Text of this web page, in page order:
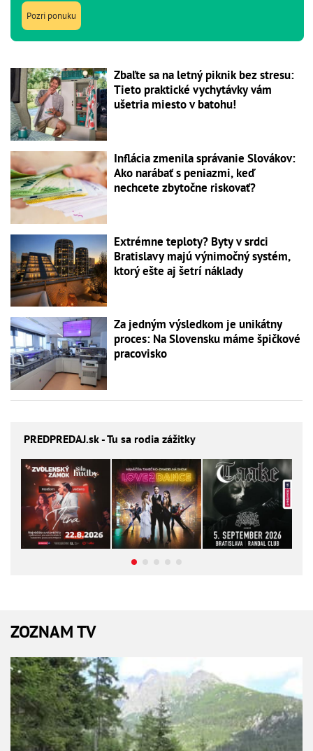
Pozri ponuku
Zbaľte sa na letný piknik bez stresu:
Tieto praktické vychytávky vám
ušetria miesto v batohu!
Inflácia zmenila správanie Slovákov:
Ako narábať s peniazmi, keď
nechcete zbytočne riskovať?
Extrémne teploty? Byty v srdci
Bratislavy majú výnimočný systém,
ktorý ešte aj šetrí náklady
Za jedným výsledkom je unikátny
proces: Na Slovensku máme špičkové
pracovisko
PREDPREDAJ.sk - Tu sa rodia zážitky
ZOZNAM TV